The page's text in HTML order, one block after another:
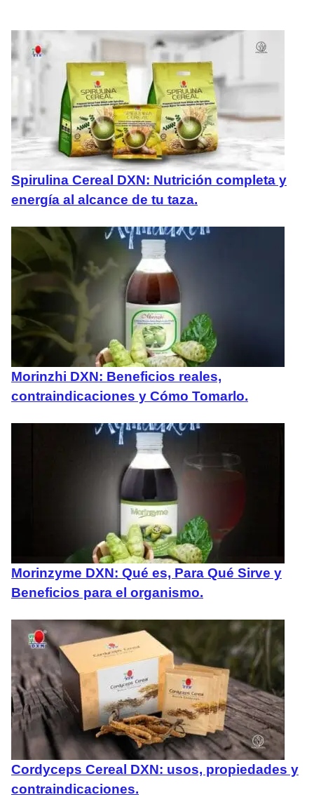
Spirulina Cereal DXN: Nutrición completa y
energía al alcance de tu taza.
Morinzhi DXN: Beneficios reales,
contraindicaciones y Cómo Tomarlo.
Morinzyme DXN: Qué es, Para Qué Sirve y
Beneficios para el organismo.
Cordyceps Cereal DXN: usos, propiedades y
contraindicaciones.